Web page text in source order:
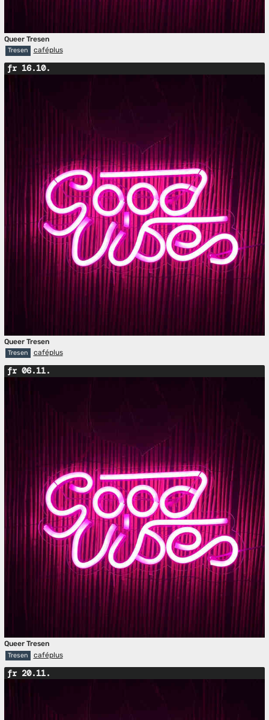
Queer Tresen
Tresen caféplus
fr 16.10.
Queer Tresen
Tresen caféplus
fr 06.11.
Queer Tresen
Tresen caféplus
fr 20.11.